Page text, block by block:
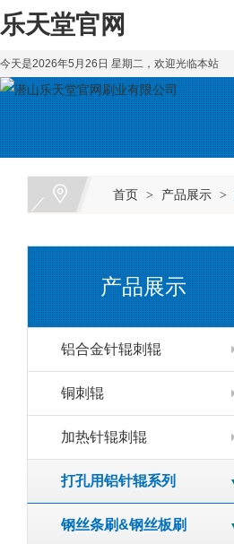
乐天堂官网
今天是2026年5月26日 星期二，欢迎光临本站
首页 > 产品展示 >
产品展示
铝合金针辊刺辊
铜刺辊
加热针辊刺辊
打孔用铝针辊系列
钢丝条刷&钢丝板刷